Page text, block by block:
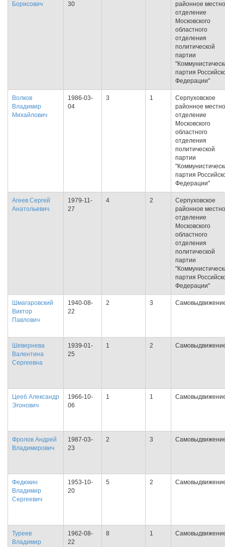
Борисович
30
районное
отделение
Московского
областного
отделения
политической
партии
партия
Федерации"
Волков
Владимир
Михайлович
1986-03-
04
3 1
Серпуховское
районное
отделение
Московского
областного
отделения
политической
партии
партия
Федерации"
Агеев Сергей
Анатольевич
1979-11-
27
4 2
Серпуховское
районное
отделение
Московского
областного
отделения
политической
партии
партия
Федерации"
Шмагаровский
Виктор
Павлович
1940-08-
22
2 3
Шевернева
Валентина
Сергеевна
1939-01-
25
1 2
Цееб Александр
Эгонович
1966-10-
06
1 1
Фролов Андрей
Владимирович
1987-03-
23
2 3
Федюкин
Владимир
Сергеевич
1953-10-
20
5 2
Туреев
Владимир
1962-08-
22
8 1